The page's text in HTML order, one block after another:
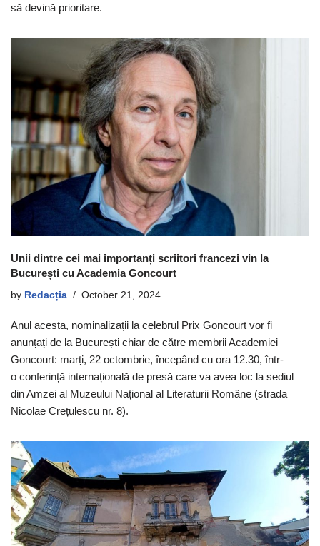
să devină prioritare.
Unii dintre cei mai importanți scriitori francezi vin la
București cu Academia Goncourt
by Redacția October 21, 2024
Anul acesta, nominalizații la celebrul Prix Goncourt vor fi
anunțați de la București chiar de către membrii Academiei
Goncourt: marți, 22 octombrie, începând cu ora 12.30, într-
o conferință internațională de presă care va avea loc la sediul
din Amzei al Muzeului Național al Literaturii Române (strada
Nicolae Crețulescu nr. 8).